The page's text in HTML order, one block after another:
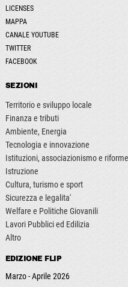
LICENSES
MAPPA
CANALE YOUTUBE
TWITTER
FACEBOOK
SEZIONI
Territorio e sviluppo locale
Finanza e tributi
Ambiente, Energia
Tecnologia e innovazione
Istituzioni, associazionismo e riforme
Istruzione
Cultura, turismo e sport
Sicurezza e legalita'
Welfare e Politiche Giovanili
Lavori Pubblici ed Edilizia
Altro
EDIZIONE FLIP
Marzo - Aprile 2026